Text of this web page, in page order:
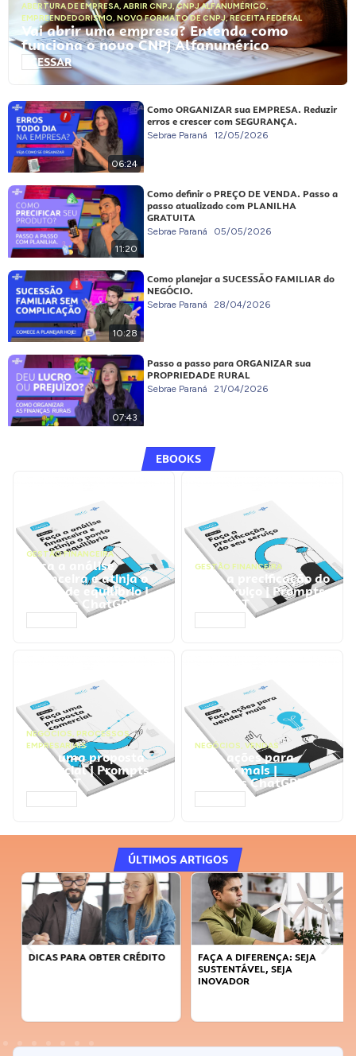
ABERTURA DE EMPRESA, ABRIR CNPJ,CNPJ ALFANUMÉRICO,
EMPREENDEDORISMO, NOVO FORMATO DE CNPJ,RECEITA FEDERAL
Vai abrir uma empresa? Entenda como
funciona o novo CNPJ Alfanumérico
ACESSAR
06:24
Como ORGANIZAR sua EMPRESA. Reduzir
erros e crescer com SEGURANÇA.
Sebrae Paraná 12/05/2026
11:20
Como definir o PREÇO DE VENDA. Passo a
passo atualizado com PLANILHA
GRATUITA
Sebrae Paraná 05/05/2026
10:28
Como planejar a SUCESSÃO FAMILIAR do
NEGÓCIO.
Sebrae Paraná 28/04/2026
07:43
Passo a passo para ORGANIZAR sua
PROPRIEDADE RURAL
Sebrae Paraná 21/04/2026
EBOOKS
GESTÃO FINANCEIRA
Faça a análise
financeira e atinja o
ponto de equilíbrio |
Prompts ChatGPT
GESTÃO FINANCEIRA
Faça a precificação do
seu serviço | Prompts
ChatGPT
NEGÓCIOS, PROCESSOS
EMPRESARIAIS
Faça uma proposta
comercial | Prompts
ChatGPT
NEGÓCIOS, VENDAS
Faça ações para
vender mais |
Prompts ChatGPT
ÚLTIMOS ARTIGOS
DICAS PARA OBTER CRÉDITO
FAÇA A DIFERENÇA: SEJA
SUSTENTÁVEL, SEJA
INOVADOR